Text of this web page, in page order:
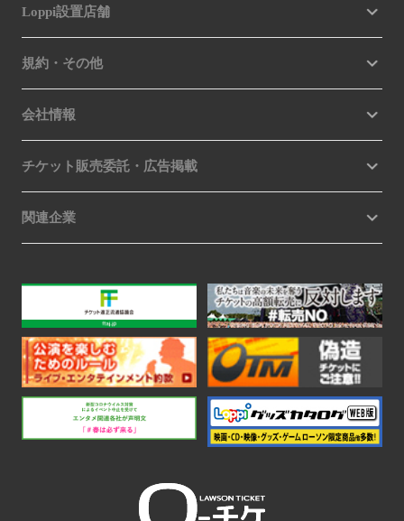
Loppi設置店舗
規約・その他
会社情報
チケット販売委託・広告掲載
関連企業